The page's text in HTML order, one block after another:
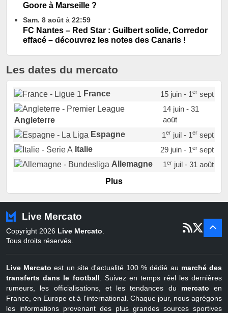
Goore à Marseille ?
Sam. 8 août à 22:59
FC Nantes – Red Star : Guilbert solide, Corredor
effacé – découvrez les notes des Canaris !
Les dates du mercato
France 15 juin - 1ersept
Angleterre
14 juin - 31
août
Espagne
1erjuil - 1ersept
Italie
29 juin - 1ersept
Allemagne
1erjuil - 31 août
Portugal
Pays-Bas
22 juin - 2 sept
Belgique
juil - 31
Plus
Live Mercato
Copyright 2026 Live Mercato
Tous droits réservés.
Live Mercato est un site d'actualité 100 % dédié au marché des
transferts dans le football . Suivez en temps réel les dernières
rumeurs, les officialisations, et les tendances du mercato en
France, en Europe et à l'international. Chaque jour, nous agrégons
les informations provenant des plus grandes sources sportives